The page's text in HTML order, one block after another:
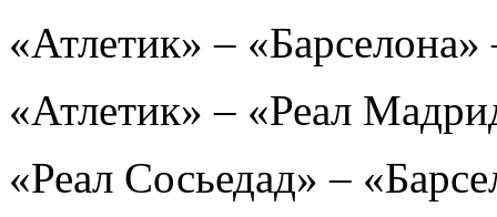
«Атлетик» – «Барселона»
«Атлетик» – «Реал
«Реал Сосьедад» –